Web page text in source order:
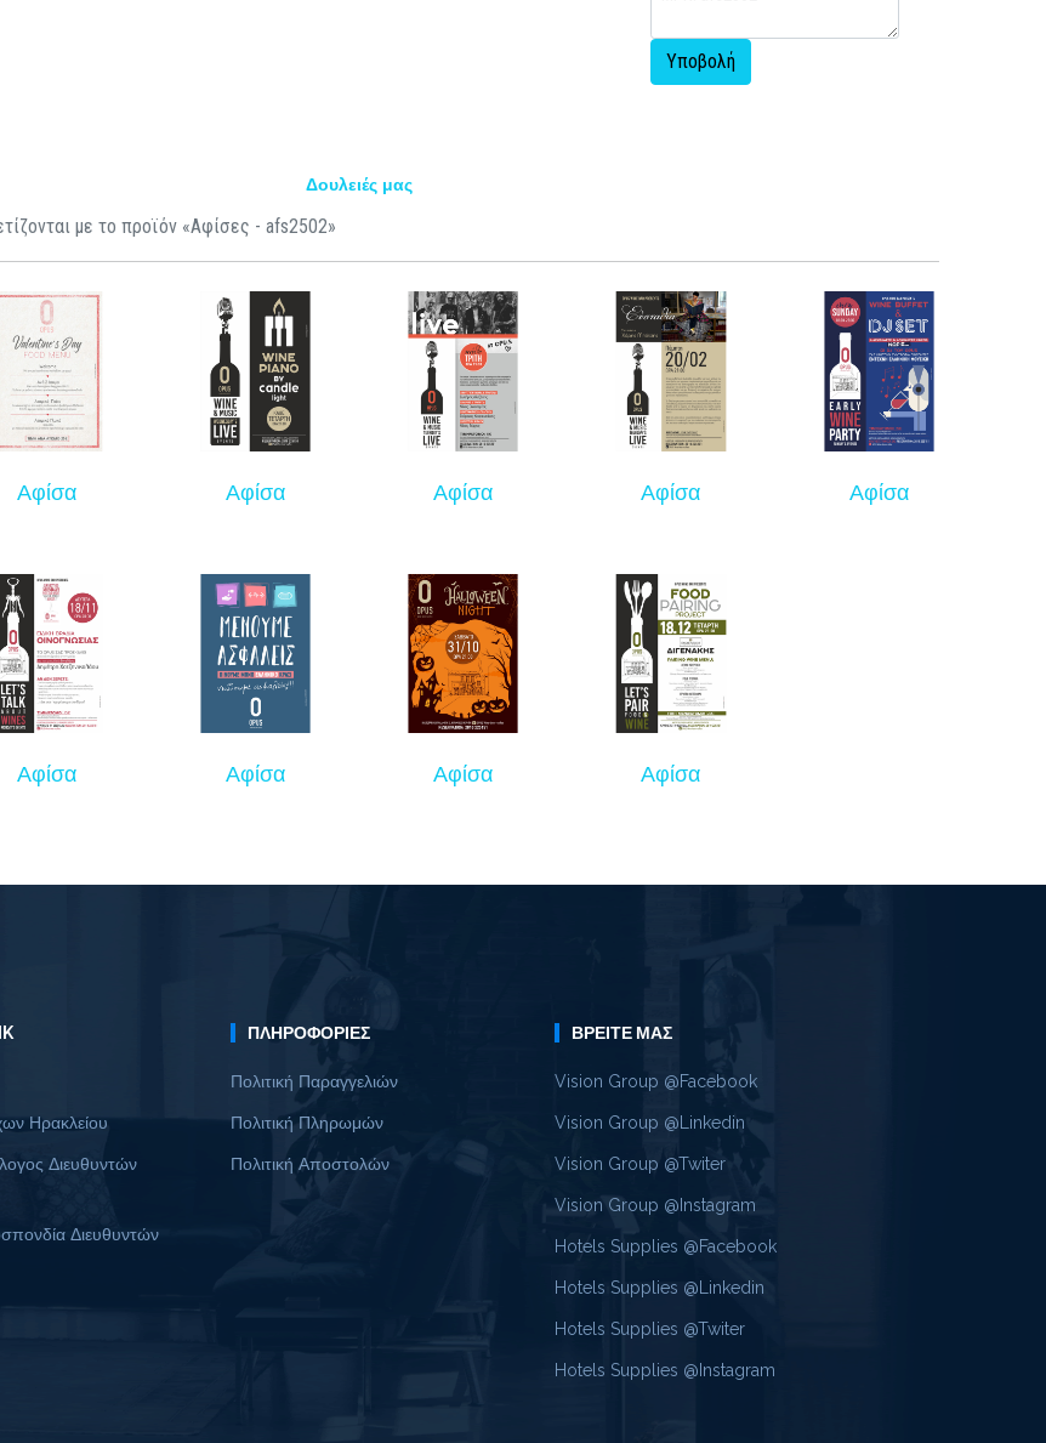
Υποβολή
Δουλειές μας
με το προϊόν «Αφίσες - afs2502»
Αφίσα Αφίσα Αφίσα Αφίσα Αφίσα
Αφίσα Αφίσα Αφίσα Αφίσα
Ηρακλείου
Διευθυντών
Διευθυντών
ΠΛΗΡΟΦΟΡΊΕΣ
Πολιτική Παραγγελιών
Πολιτική Πληρωμών
Πολιτική Αποστολών
ΒΡΕΊΤΕ ΜΑΣ
Vision Group @Facebook
Vision Group @Linkedin
Vision Group @Twiter
Vision Group @Instagram
Hotels Supplies @Facebook
Hotels Supplies @Linkedin
Hotels Supplies @Twiter
Hotels Supplies @Instagram